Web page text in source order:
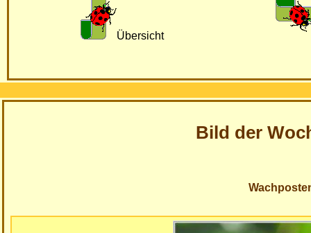
Übersicht
Bild der